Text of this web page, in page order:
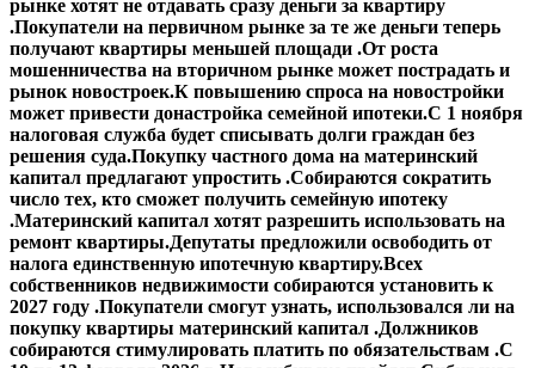
рынке хотят не отдавать сразу деньги за квартиру
.Покупатели на первичном рынке за те же деньги теперь
получают квартиры меньшей площади .От роста
мошенничества на вторичном рынке может пострадать и
рынок новостроек.К повышению спроса на новостройки
может привести донастройка семейной ипотеки.С 1 ноября
налоговая служба будет списывать долги граждан без
решения суда.Покупку частного дома на материнский
капитал предлагают упростить .Собираются сократить
число тех, кто сможет получить семейную ипотеку
.Материнский капитал хотят разрешить использовать на
ремонт квартиры.Депутаты предложили освободить от
налога единственную ипотечную квартиру.Всех
собственников недвижимости собираются установить к
2027 году .Покупатели смогут узнать, использовался ли на
покупку квартиры материнский капитал .Должников
собираются стимулировать платить по обязательствам .С